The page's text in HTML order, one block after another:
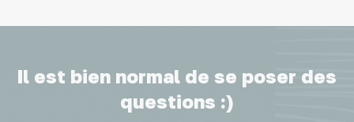
Il est bien normal de se poser des
questions :)